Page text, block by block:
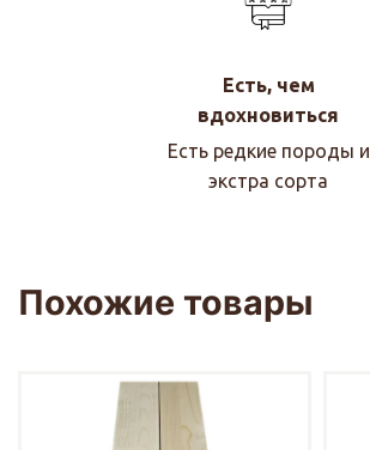
Есть, чем
вдохновиться
Есть редкие породы и
экстра сорта
Похожие товары